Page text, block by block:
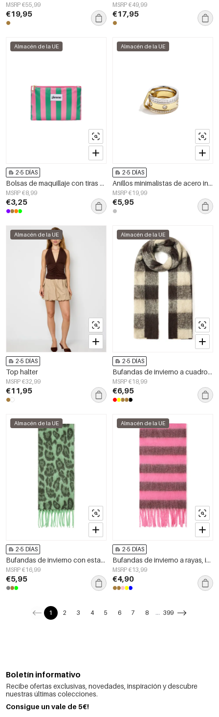
MSRP €55,99
€19,95
MSRP €49,99
€17,95
Almacén de la UE
2-5 DÍAS
Bolsas de maquillaje con tiras de poliéster informales para accesorios diarios
MSRP €8,99
€3,25
Almacén de la UE
2-5 DÍAS
Anillos minimalistas de acero inoxidable, círculo sencillo, serie Daily Simple, joyería para mujer.
MSRP €19,99
€5,95
Almacén de la UE
2-5 DÍAS
Top halter
MSRP €32,99
€11,95
Almacén de la UE
2-5 DÍAS
Bufandas de invierno a cuadros, sencillas, de poliéster, accesorios para el día a día.
MSRP €18,99
€6,95
Almacén de la UE
2-5 DÍAS
Bufandas de invierno con estampado floral, estilo casual, de poliéster, accesorios para el día a día.
MSRP €16,99
€5,95
Almacén de la UE
2-5 DÍAS
Bufandas de invierno a rayas, informales, de poliéster, accesorios para el día a día.
MSRP €13,99
€4,90
1 2 3 4 5 6 7 8 ... 399
Boletín informativo
Recibe ofertas exclusivas, novedades, inspiración y descubre
nuestras últimas colecciones.
Consigue un vale de 5€!